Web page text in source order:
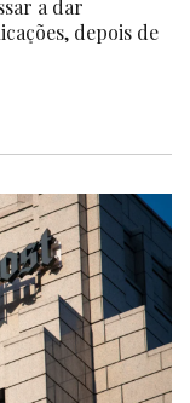
a dar
depois de